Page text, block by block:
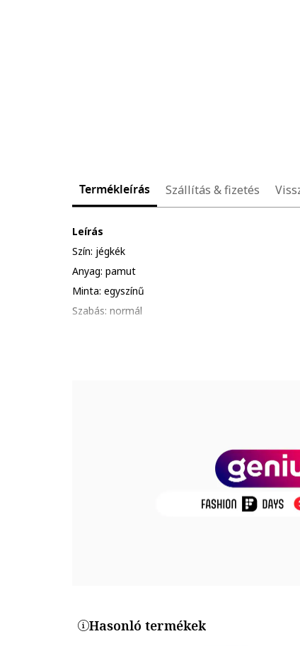
Termékleírás Szállítás & fizetés
Leírás
Szín: jégkék
Anyag: pamut
Minta: egyszínű
Szabás: normál
Hasonló termékek